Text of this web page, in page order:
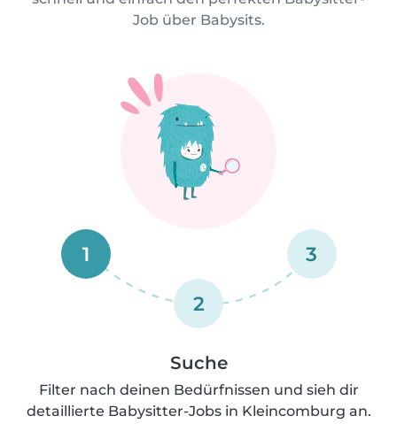
Job über Babysits.
1
2
3
Suche
Filter nach deinen Bedürfnissen und sieh dir
detaillierte Babysitter-Jobs in Kleincomburg an.